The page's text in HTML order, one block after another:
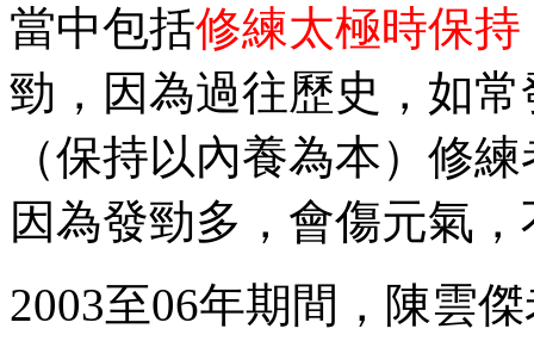
當中包括修練太極時保
勁，因為過往歷史，如
（保持以內養為本）修
因為發勁多，會傷元氣
2003至06年期間，陳雲